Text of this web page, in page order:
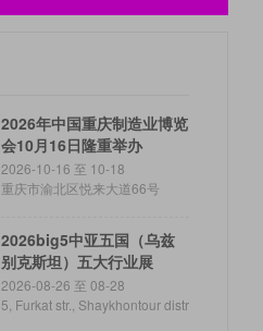
2026年中国重庆制造业博览
会10月16日隆重举办
2026-10-16 至 10-18
重庆市渝北区悦来大道66号
2026big5中亚五国（乌兹
别克斯坦）五大行业展
2026-08-26 至 08-28
5, Furkat str., Shaykhontour distr